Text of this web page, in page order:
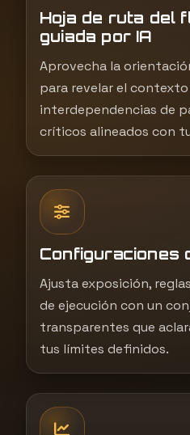
Hoja de ruta del
guiada por IA
Aprovecha la
para revelar el
interdependencias de
críticos alineados con
Configuraciones
Ajusta exposición,
de ejecución con un
transparentes que
tus límites definidos.